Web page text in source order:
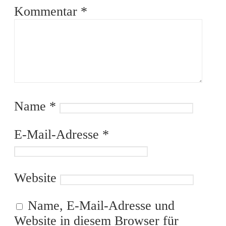
Kommentar *
Name *
E-Mail-Adresse *
Website
Name, E-Mail-Adresse und
Website in diesem Browser für